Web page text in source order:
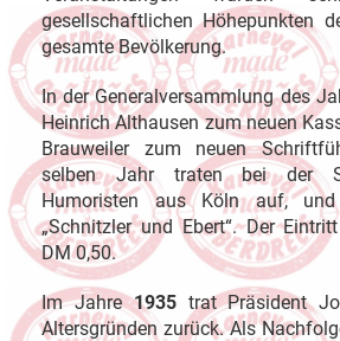
gesellschaftlichen Höhepunkten
gesamte Bevölkerung.
In der Generalversammlung des
Heinrich Althausen zum neuen
Brauweiler zum neuen
selben Jahr traten bei der
Humoristen aus Köln auf,
„Schnitzler und Ebert“. Der
DM 0,50.
Im Jahre1935trat Präsident
Altersgründen zurück. Als